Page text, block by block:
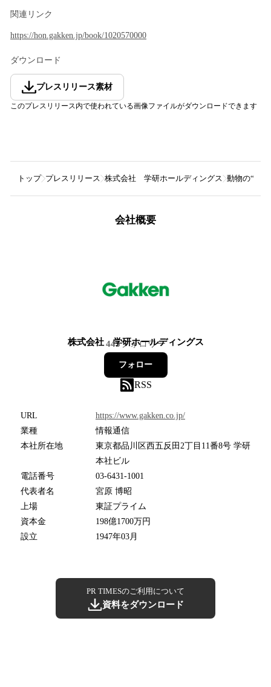
関連リンク
https://hon.gakken.jp/book/1020570000
ダウンロード
プレスリリース素材
このプレスリリース内で使われている画像ファイルがダウンロードできます
トップ プレスリリース 株式会社 学研ホールディングス 動物の“ヒ
会社概要
株式会社 学研ホールディングス
445フォロワー
フォロー
RSS
URL
https://www.gakken.co.jp/
業種
情報通信
本社所在地
東京都品川区西五反田2丁目11番8号 学研
本社ビル
電話番号
03-6431-1001
代表者名
宮原 博昭
上場
東証プライム
資本金
198億1700万円
設立
1947年03月
PR TIMESのご利用について
資料をダウンロード